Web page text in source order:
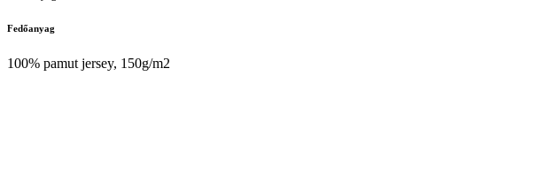
Fedőanyag
100% pamut jersey, 150g/m2